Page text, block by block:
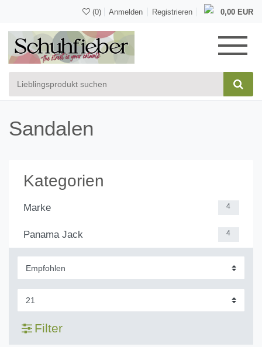
(0) Anmelden Registrieren 0,00 EUR
Sandalen
Kategorien
Marke 4
Panama Jack 4
Filter